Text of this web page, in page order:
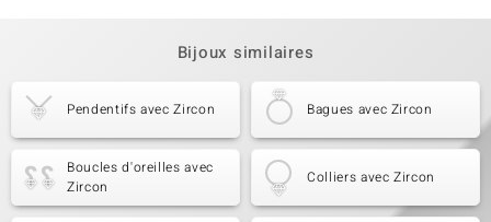
Bijoux similaires
Pendentifs avec Zircon Bagues avec Zircon
Boucles d'oreilles avec
Zircon
Colliers avec Zircon